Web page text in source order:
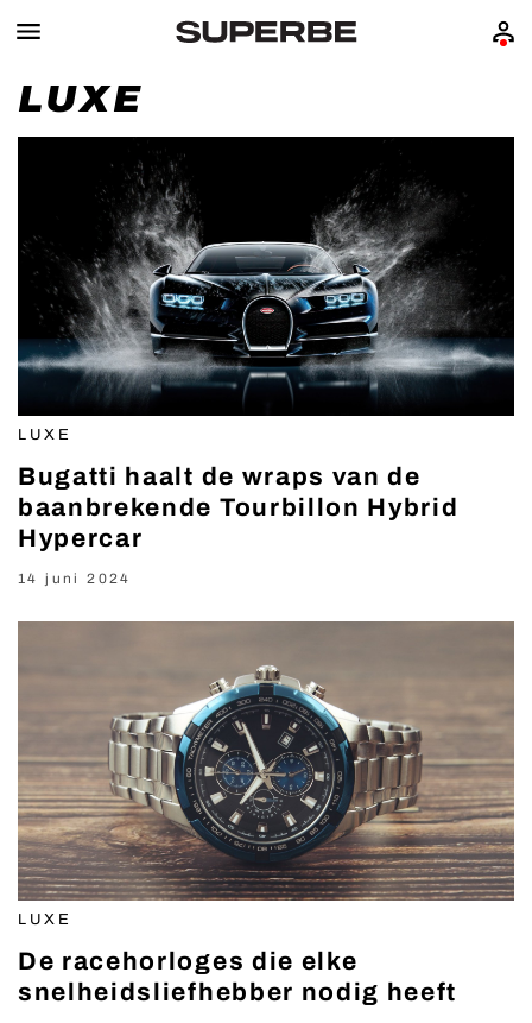
LUXE
LUXE
Bugatti haalt de wraps van de
baanbrekende Tourbillon Hybrid
Hypercar
14 juni 2024
LUXE
De racehorloges die elke
snelheidsliefhebber nodig heeft